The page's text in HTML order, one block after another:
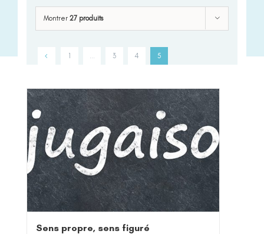
Montrer 27 produits
1 3 4 5
Sens propre, sens figuré